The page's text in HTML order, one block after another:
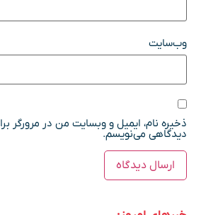
وب‌سایت
ذخیره نام، ایمیل و وبسایت من در مرورگر
دیدگاهی می‌نویسم.